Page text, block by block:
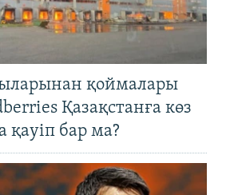
қоймалары
Қазақстанға көз
қауіп бар ма?